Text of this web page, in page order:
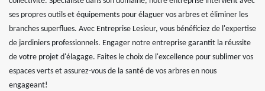
ses propres outils et équipements pour élaguer vos arbres et éliminer les
branches superflues. Avec Entreprise Lesieur, vous bénéficiez de l'expertise
de jardiniers professionnels. Engager notre entreprise garantit la réussite
de votre projet d'élagage. Faites le choix de l'excellence pour sublimer vos
espaces verts et assurez-vous de la santé de vos arbres en nous
engageant!